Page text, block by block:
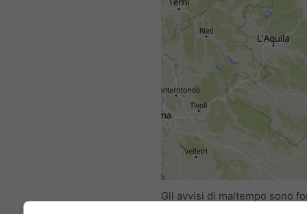
Gli avvisi di maltempo sono